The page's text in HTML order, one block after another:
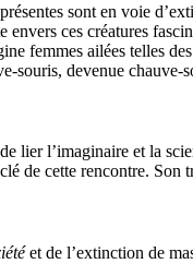
sont en voie
ces créatures
femmes ailées telles
souris, devenue chauve-
lier l’imaginaire et la
de cette rencontre.
et de l’extinction de